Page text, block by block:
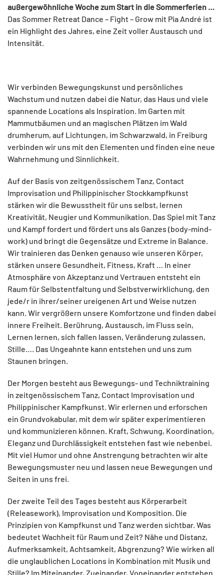
außergewöhnliche Woche zum Start in die Sommerferien …
Das Sommer Retreat Dance – Fight – Grow mit Pia André ist
ein Highlight des Jahres, eine Zeit voller Austausch und
Intensität.
Wir verbinden Bewegungskunst und persönliches
Wachstum und nutzen dabei die Natur, das Haus und viele
spannende Locations als Inspiration. Im Garten mit
Mammutbäumen und an magischen Plätzen im Wald
drumherum, auf Lichtungen, im Schwarzwald, in Freiburg
verbinden wir uns mit den Elementen und finden eine neue
Wahrnehmung und Sinnlichkeit.
Auf der Basis von zeitgenössischem Tanz, Contact
Improvisation und Philippinischer Stockkampfkunst
stärken wir die Bewusstheit für uns selbst, lernen
Kreativität, Neugier und Kommunikation. Das Spiel mit Tanz
und Kampf fordert und fördert uns als Ganzes (body-mind-
work) und bringt die Gegensätze und Extreme in Balance.
Wir trainieren das Denken genauso wie unseren Körper,
stärken unsere Gesundheit, Fitness, Kraft … In einer
Atmosphäre von Akzeptanz und Vertrauen entsteht ein
Raum für Selbstentfaltung und Selbstverwirklichung, den
jede/r in ihrer/seiner ureigenen Art und Weise nutzen
kann. Wir vergrößern unsere Komfortzone und finden dabei
innere Freiheit. Berührung, Austausch, im Fluss sein,
Lernen lernen, sich fallen lassen, Veränderung zulassen,
Stille…. Das Ungeahnte kann entstehen und uns zum
Staunen bringen.
Der Morgen besteht aus Bewegungs- und Techniktraining
in zeitgenössischem Tanz, Contact Improvisation und
Philippinischer Kampfkunst. Wir erlernen und erforschen
ein Grundvokabular, mit dem wir später experimentieren
und kommunizieren können. Kraft, Schwung, Koordination,
Eleganz und Durchlässigkeit entstehen fast wie nebenbei.
Mit viel Humor und ohne Anstrengung betrachten wir alte
Bewegungsmuster neu und lassen neue Bewegungen und
Seiten in uns frei.
Der zweite Teil des Tages besteht aus Körperarbeit
(Releasework), Improvisation und Komposition. Die
Prinzipien von Kampfkunst und Tanz werden sichtbar. Was
bedeutet Wachheit für Raum und Zeit? Nähe und Distanz,
Aufmerksamkeit, Achtsamkeit, Abgrenzung? Wie wirken all
die unglaublichen Locations in Kombination mit Musik und
Stille? Im Miteinander, Zueinander, Voneinander entstehen